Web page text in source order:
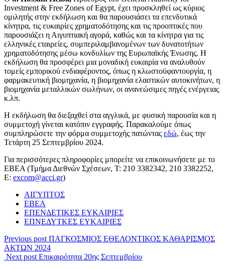
Investment & Free Zones of Egypt, έχει προσκληθεί ως κύριος
ομιλητής στην εκδήλωση και θα παρουσιάσει τα επενδυτικά
κίνητρα, τις ευκαιρίες χρηματοδότησης και τις προοπτικές που
παρουσιάζει η Αιγυπτιακή αγορά, καθώς και τα κίνητρα για τις
ελληνικές εταιρείες, συμπεριλαμβανομένων των δυνατοτήτων
χρηματοδότησης μέσω κονδυλίων της Ευρωπαϊκής Ένωσης. Η
εκδήλωση θα προσφέρει μια μοναδική ευκαιρία να αναλυθούν
τομείς εμπορικού ενδιαφέροντος, όπως η κλωστοϋφαντουργία, η
φαρμακευτική βιομηχανία, η βιομηχανία ελαστικών αυτοκινήτων, η
βιομηχανία μεταλλικών σωλήνων, οι ανανεώσιμες πηγές ενέργειας
κ.λπ.
Η εκδήλωση θα διεξαχθεί στα αγγλικά, με φυσική παρουσία και η
συμμετοχή γίνεται κατόπιν εγγραφής. Παρακαλούμε όπως
συμπληρώσετε την φόρμα συμμετοχής πατώντας εδώ, έως την
Τετάρτη 25 Σεπτεμβρίου 2024.
Για περισσότερες πληροφορίες μπορείτε να επικοινωνήσετε με το
ΕΒΕΑ (Τμήμα Διεθνών Σχέσεων, Τ: 210 3382342, 210 3382252,
Ε: excom@acci.gr)
ΑΙΓΥΠΤΟΣ
ΕΒΕΑ
ΕΠΕΝΔΕΤΙΚΕΣ ΕΥΚΑΙΡΙΕΣ
ΕΠΝΕΔΥΤΚΕΣ ΕΥΚΑΙΡΙΕΣ
Previous post ΠΑΓΚΟΣΜΙΟΣ ΕΘΕΛΟΝΤΙΚΟΣ ΚΑΘΑΡΙΣΜΟΣ
ΑΚΤΩΝ 2024
Next post Επικαιρότητα 20ης Σεπτεμβρίου